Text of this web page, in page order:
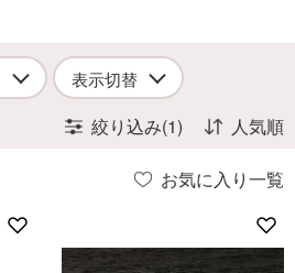
表示切替
絞り込み(1) 人気順
お気に入り一覧